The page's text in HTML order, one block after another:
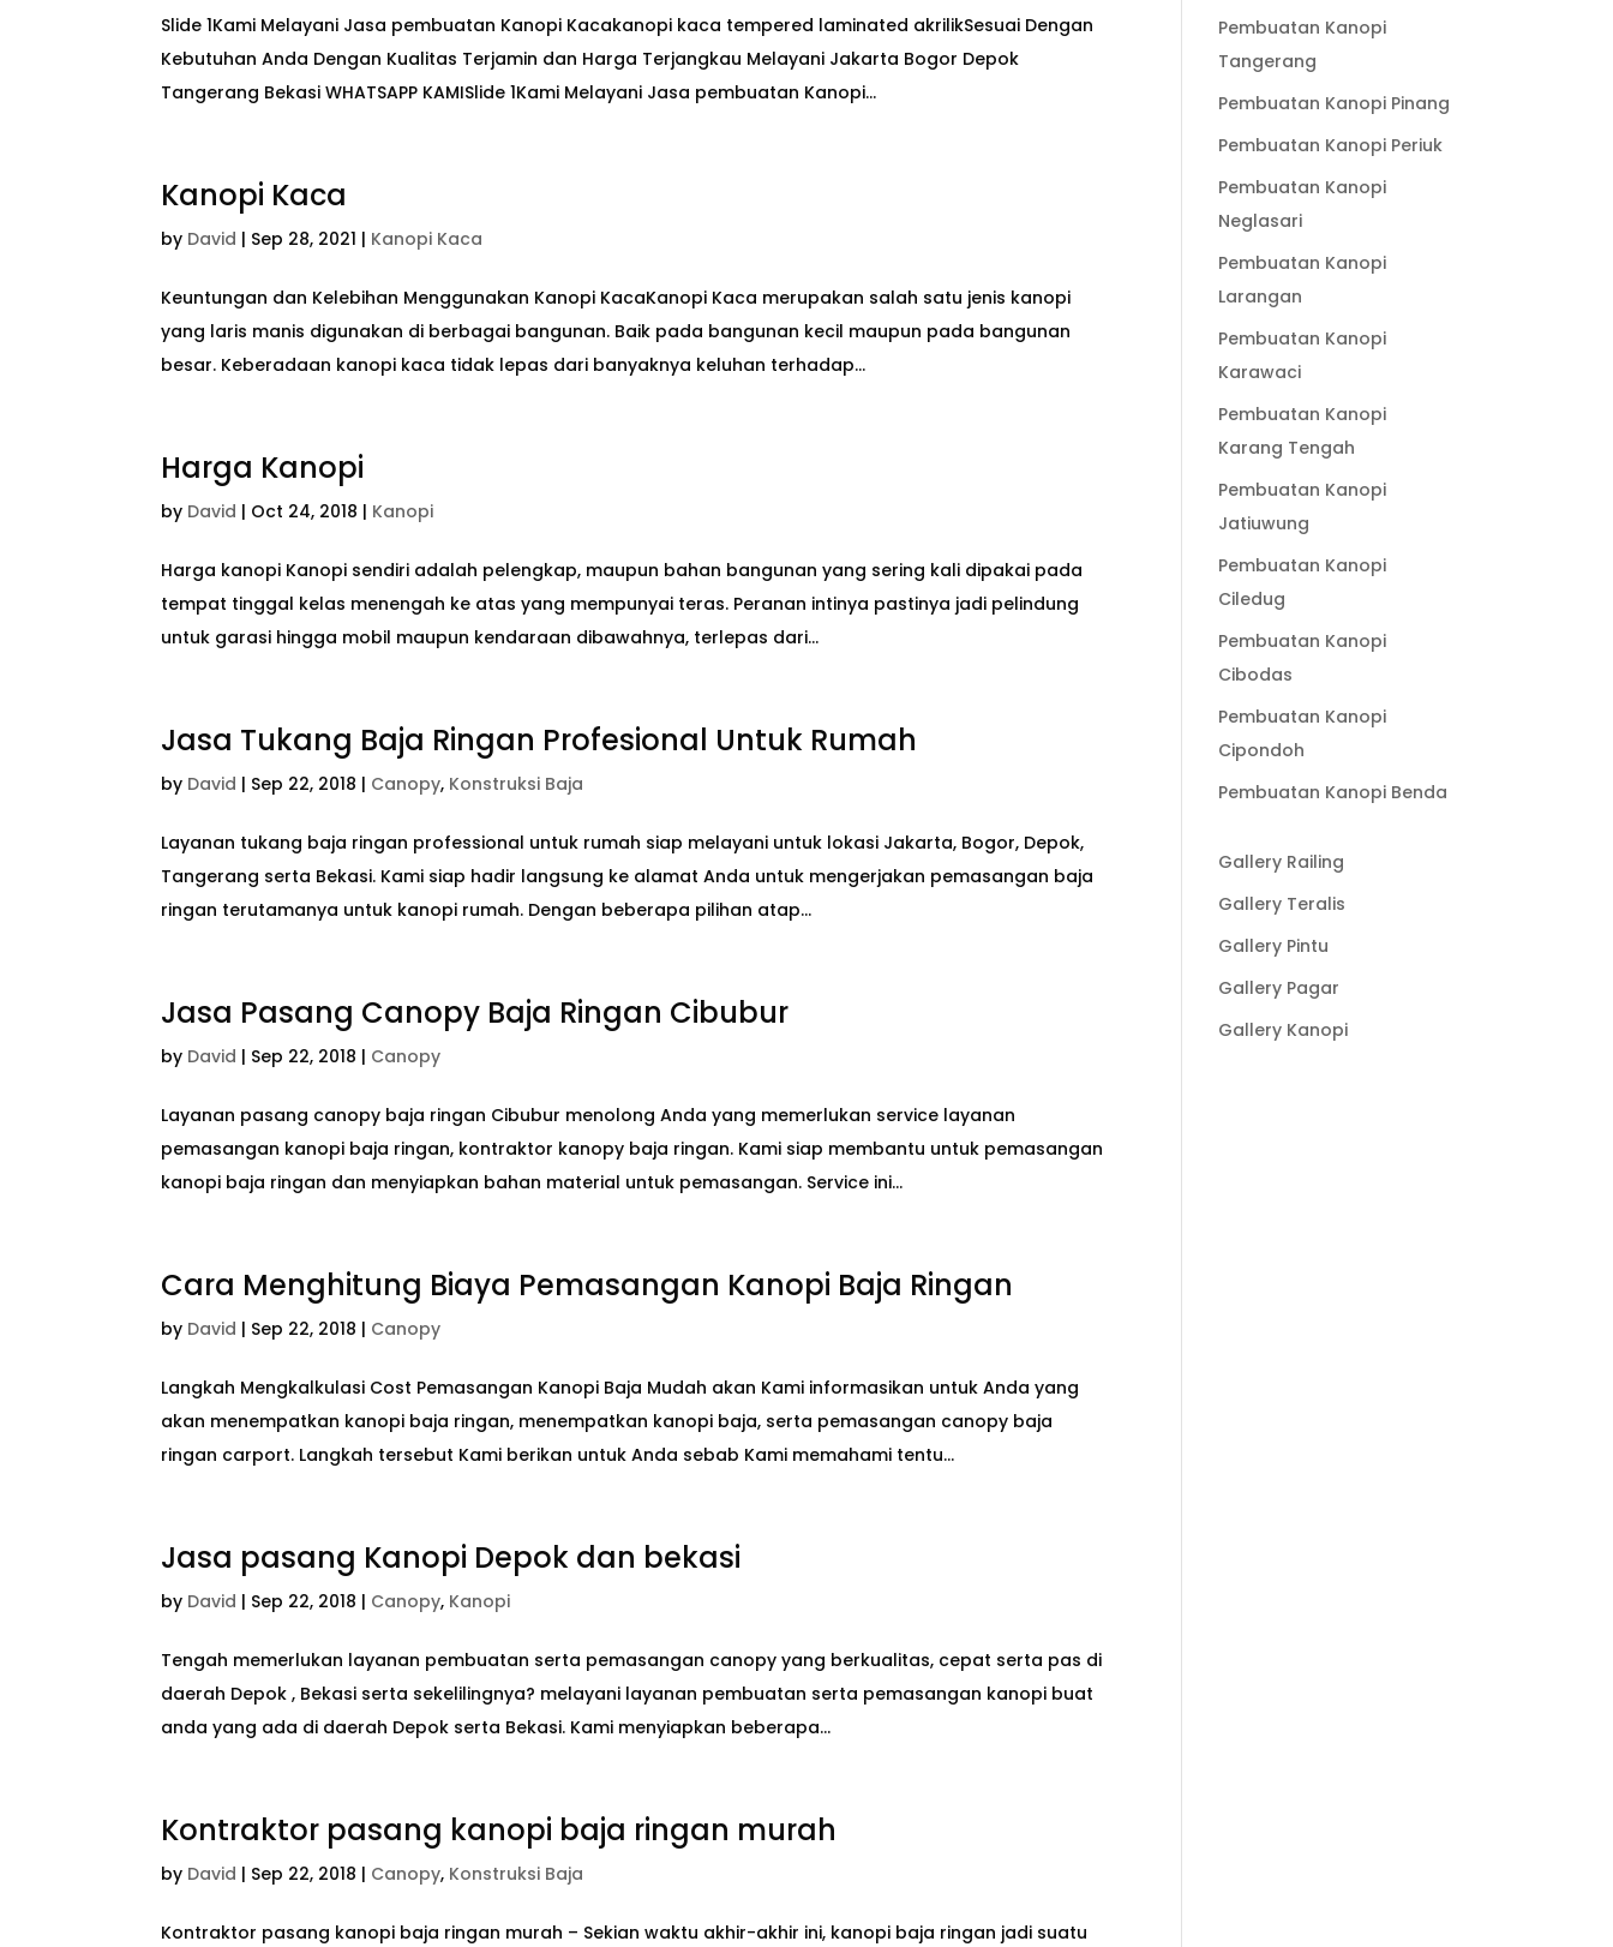
Slide 1Kami Melayani Jasa pembuatan Kanopi Kacakanopi kaca tempered laminated akrilikSesuai Dengan
Kebutuhan Anda Dengan Kualitas Terjamin dan Harga Terjangkau Melayani Jakarta Bogor Depok
Tangerang Bekasi WHATSAPP KAMISlide 1Kami Melayani Jasa pembuatan Kanopi...
Kanopi Kaca
by David | Sep 28, 2021 | Kanopi Kaca
Keuntungan dan Kelebihan Menggunakan Kanopi KacaKanopi Kaca merupakan salah satu jenis kanopi
yang laris manis digunakan di berbagai bangunan. Baik pada bangunan kecil maupun pada bangunan
besar. Keberadaan kanopi kaca tidak lepas dari banyaknya keluhan terhadap...
Harga Kanopi
by David | Oct 24, 2018 | Kanopi
Harga kanopi Kanopi sendiri adalah pelengkap, maupun bahan bangunan yang sering kali dipakai pada
tempat tinggal kelas menengah ke atas yang mempunyai teras. Peranan intinya pastinya jadi pelindung
untuk garasi hingga mobil maupun kendaraan dibawahnya, terlepas dari...
Jasa Tukang Baja Ringan Profesional Untuk Rumah
by David | Sep 22, 2018 | Canopy, Konstruksi Baja
Layanan tukang baja ringan professional untuk rumah siap melayani untuk lokasi Jakarta, Bogor, Depok,
Tangerang serta Bekasi. Kami siap hadir langsung ke alamat Anda untuk mengerjakan pemasangan baja
ringan terutamanya untuk kanopi rumah. Dengan beberapa pilihan atap...
Jasa Pasang Canopy Baja Ringan Cibubur
by David | Sep 22, 2018 | Canopy
Layanan pasang canopy baja ringan Cibubur menolong Anda yang memerlukan service layanan
pemasangan kanopi baja ringan, kontraktor kanopy baja ringan. Kami siap membantu untuk pemasangan
kanopi baja ringan dan menyiapkan bahan material untuk pemasangan. Service ini...
Cara Menghitung Biaya Pemasangan Kanopi Baja Ringan
by David | Sep 22, 2018 | Canopy
Langkah Mengkalkulasi Cost Pemasangan Kanopi Baja Mudah akan Kami informasikan untuk Anda yang
akan menempatkan kanopi baja ringan, menempatkan kanopi baja, serta pemasangan canopy baja
ringan carport. Langkah tersebut Kami berikan untuk Anda sebab Kami memahami tentu...
Jasa pasang Kanopi Depok dan bekasi
by David | Sep 22, 2018 | Canopy, Kanopi
Tengah memerlukan layanan pembuatan serta pemasangan canopy yang berkualitas, cepat serta pas di
daerah Depok , Bekasi serta sekelilingnya? melayani layanan pembuatan serta pemasangan kanopi buat
anda yang ada di daerah Depok serta Bekasi. Kami menyiapkan beberapa...
Kontraktor pasang kanopi baja ringan murah
by David | Sep 22, 2018 | Canopy, Konstruksi Baja
Kontraktor pasang kanopi baja ringan murah – Sekian waktu akhir-akhir ini, kanopi baja ringan jadi suatu
Pembuatan Kanopi
Tangerang
Pembuatan Kanopi Pinang
Pembuatan Kanopi Periuk
Pembuatan Kanopi
Neglasari
Pembuatan Kanopi
Larangan
Pembuatan Kanopi
Karawaci
Pembuatan Kanopi
Karang Tengah
Pembuatan Kanopi
Jatiuwung
Pembuatan Kanopi
Ciledug
Pembuatan Kanopi
Cibodas
Pembuatan Kanopi
Cipondoh
Pembuatan Kanopi Benda
Gallery Railing
Gallery Teralis
Gallery Pintu
Gallery Pagar
Gallery Kanopi